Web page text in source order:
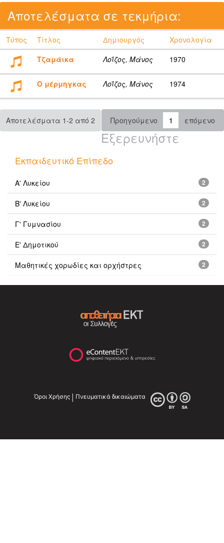
Αποτελέσματα σε τεκμήρια:
Τύπος Τίτλος Δημιουργός
Χρονολογία
Τζαμάικα
Λοΐζος, Μάνος 1970
Ο μέρμηγκας Λοΐζος, Μάνος 1974
Αποτελέσματα 1-2 από 2 Προηγούμενο 1 επόμενο
Εξερευνήστε
Εκπαιδευτικό Επίπεδο
2
Α' Λυκείου
2
Β' Λυκείου
2
Γ' Γυμνασίου
2
Ε' Δημοτικού
2
Μαθητικές χορωδίες και ορχήστρες